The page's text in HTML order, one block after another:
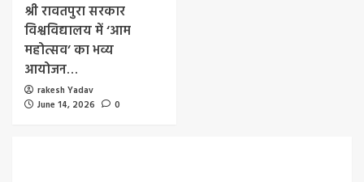
श्री रावतपुरा सरकार
विश्वविद्यालय में ‘आम
महोत्सव’ का भव्य
आयोजन…
rakesh Yadav
June 14, 2026
0